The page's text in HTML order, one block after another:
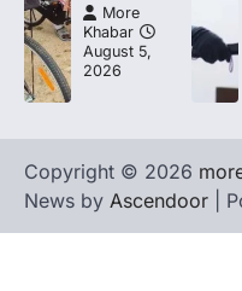
More
Khabar
August 5,
2026
Copyright © 2026
News by Ascendoor |